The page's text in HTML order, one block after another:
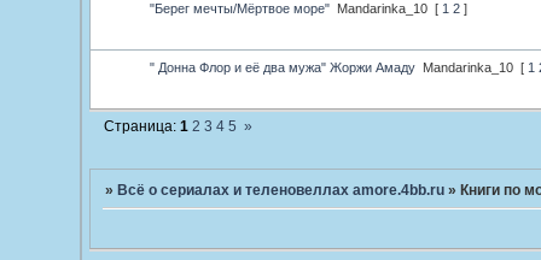
"Берег мечты/Мёртвое море" Mandarinka_10 [ 1 2 ]
" Донна Флор и её два мужа" Жоржи Амаду Mandarinka_10 [ 1
Страница: 1 2 3 4 5 »
» Всё о сериалах и теленовеллах amore.4bb.ru » Книги по